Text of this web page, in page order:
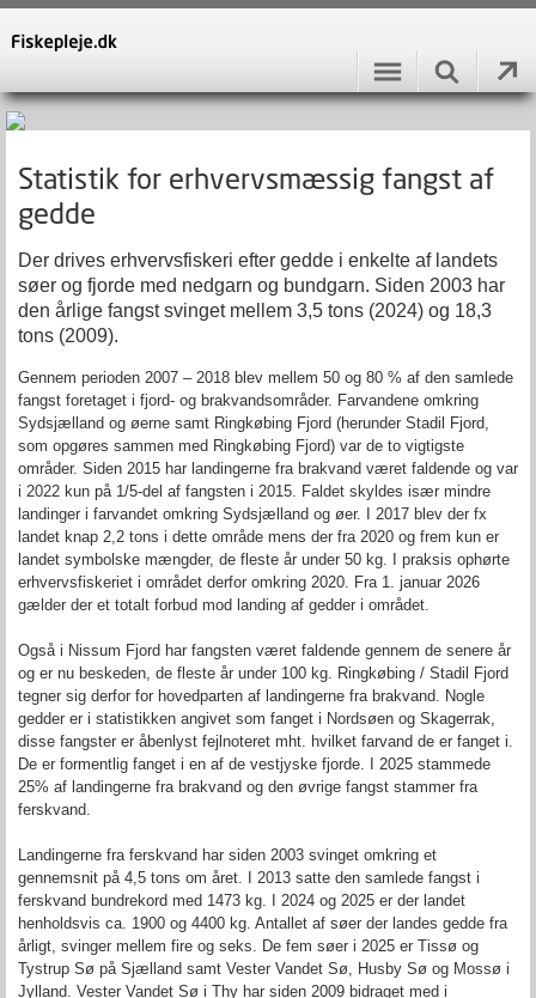
Statistik for erhvervsmæssig fangst af
gedde
Der drives erhvervsfiskeri efter gedde i enkelte af landets
søer og fjorde med nedgarn og bundgarn. Siden 2003 har
den årlige fangst svinget mellem 3,5 tons (2024) og 18,3
tons (2009).
Gennem perioden 2007 – 2018 blev mellem 50 og 80 % af den samlede
fangst foretaget i fjord- og brakvandsområder. Farvandene omkring
Sydsjælland og øerne samt Ringkøbing Fjord (herunder Stadil Fjord,
som opgøres sammen med Ringkøbing Fjord) var de to vigtigste
områder. Siden 2015 har landingerne fra brakvand været faldende og var
i 2022 kun på 1/5-del af fangsten i 2015. Faldet skyldes især mindre
landinger i farvandet omkring Sydsjælland og øer. I 2017 blev der fx
landet knap 2,2 tons i dette område mens der fra 2020 og frem kun er
landet symbolske mængder, de fleste år under 50 kg. I praksis ophørte
erhvervsfiskeriet i området derfor omkring 2020. Fra 1. januar 2026
gælder der et totalt forbud mod landing af gedder i området.
Også i Nissum Fjord har fangsten været faldende gennem de senere år
og er nu beskeden, de fleste år under 100 kg. Ringkøbing / Stadil Fjord
tegner sig derfor for hovedparten af landingerne fra brakvand. Nogle
gedder er i statistikken angivet som fanget i Nordsøen og Skagerrak,
disse fangster er åbenlyst fejlnoteret mht. hvilket farvand de er fanget i.
De er formentlig fanget i en af de vestjyske fjorde. I 2025 stammede
25% af landingerne fra brakvand og den øvrige fangst stammer fra
ferskvand.
Landingerne fra ferskvand har siden 2003 svinget omkring et
gennemsnit på 4,5 tons om året. I 2013 satte den samlede fangst i
ferskvand bundrekord med 1473 kg. I 2024 og 2025 er der landet
henholdsvis ca. 1900 og 4400 kg. Antallet af søer der landes gedde fra
årligt, svinger mellem fire og seks. De fem søer i 2025 er Tissø og
Tystrup Sø på Sjælland samt Vester Vandet Sø, Husby Sø og Mossø i
Jylland. Vester Vandet Sø i Thy har siden 2009 bidraget med i